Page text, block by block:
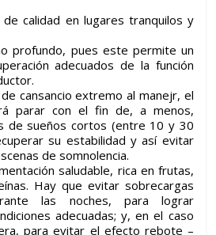
calidad en lugares tranquilos y
profundo, pues este permite un
adecuados de la función
cansancio extremo al manejr, el
parar con el fin de, a menos,
de sueños cortos (entre 10 y 30
su estabilidad y así evitar
de somnolencia.
saludable, rica en frutas,
Hay que evitar sobrecargas
las noches, para lograr
adecuadas; y, en el caso
para evitar el efecto rebote –